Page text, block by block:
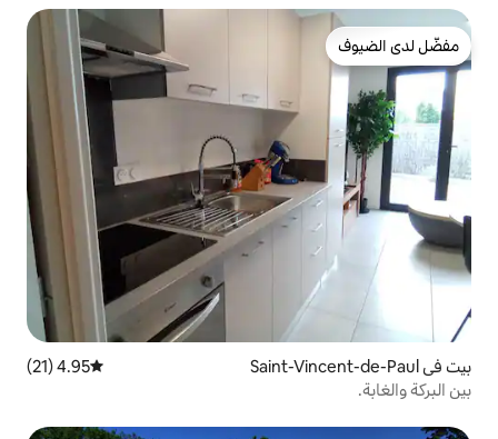
متوسط التقييم 4.95 من 5، 21 مراجعات
4.95 (21)